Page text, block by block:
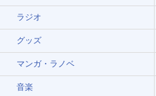
ラジオ
グッズ
マンガ・ラノベ
音楽